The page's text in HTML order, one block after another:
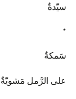
سيّدةٌ
*
سَمكةٌ
على الرَّمل مَشويّةٌ